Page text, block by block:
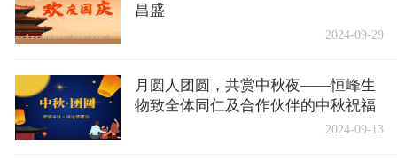
昌盛
2024-09-29
月圆人团圆，共赏中秋夜——恒峰生
物致全体同仁及合作伙伴的中秋祝福
2024-09-13